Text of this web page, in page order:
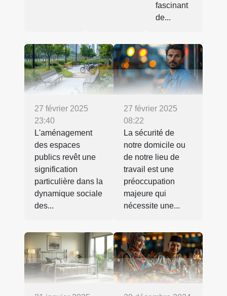
fascinant
de...
27 février 2025
23:40
L'aménagement
des espaces
publics revêt une
signification
particulière dans la
dynamique sociale
des...
27 février 2025
08:22
La sécurité de
notre domicile ou
de notre lieu de
travail est une
préoccupation
majeure qui
nécessite une...